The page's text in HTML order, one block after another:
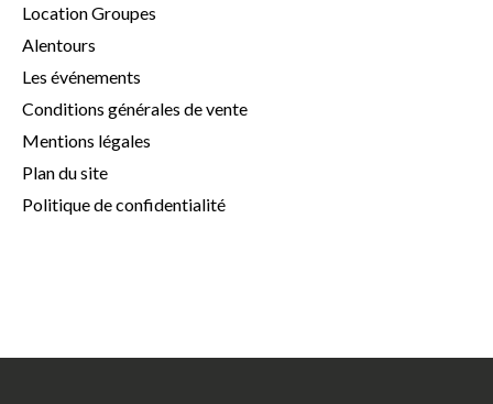
Location Groupes
Alentours
Les événements
Conditions générales de vente
Mentions légales
Plan du site
Politique de confidentialité